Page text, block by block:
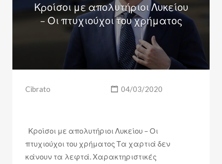
Κροίσοι με απολυτήριοι Λυκείου
– Οι πτυχιούχοι του χρήματος
Cibrato 04/03/2020
Κροίσοι με απολυτήριοι Λυκείου – Οι
πτυχιούχοι του χρήματος Τα χαρτιά δεν
κάνουν τα λεφτά. Χαρακτηριστικές